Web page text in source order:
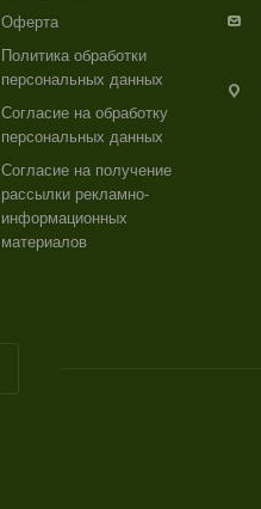
Оферта
Политика обработки
персональных данных
Согласие на обработку
персональных данных
Согласие на получение
рассылки рекламно-
информационных
материалов